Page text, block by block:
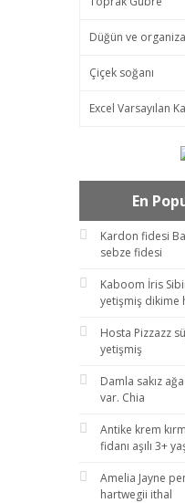
Düğün ve
Çiçek soğanı
Excel Varsayılan
En
Kardon fidesi
sebze fidesi
Kaboom İris
yetişmiş dikime
Hosta Pizzazz
yetişmiş
Damla sakız
var. Chia
Antike krem
fidanı aşılı 3+
Amelia Jayne
hartwegii ithal